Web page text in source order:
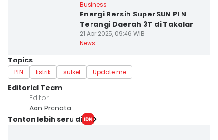
Business
Energi Bersih SuperSUN PLN
Terangi Daerah 3T di Takalar
21 Apr 2025, 09:46 WIB
News
Topics
PLN listrik sulsel Update me
Editorial Team
Editor
Aan Pranata
Tonton lebih seru di